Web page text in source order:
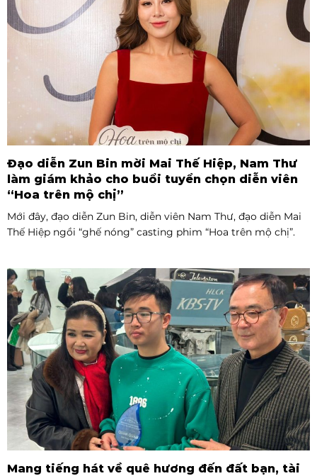
Đạo diễn Zun Bin mời Mai Thế Hiệp, Nam Thư
làm giám khảo cho buổi tuyển chọn diễn viên
“Hoa trên mộ chị”
Mới đây, đạo diễn Zun Bin, diễn viên Nam Thư, đạo diễn Mai
Thế Hiệp ngồi “ghế nóng” casting phim “Hoa trên mộ chị”.
Mang tiếng hát về quê hương đến đất bạn, tài